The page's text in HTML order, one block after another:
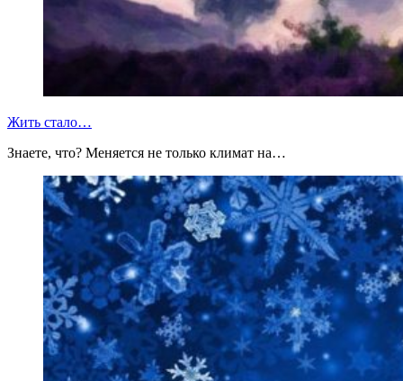
Жить стало…
Знаете, что? Меняется не только климат на…